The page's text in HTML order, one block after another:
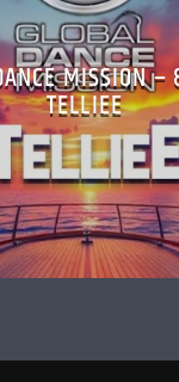
MISSION –
TELLIEE